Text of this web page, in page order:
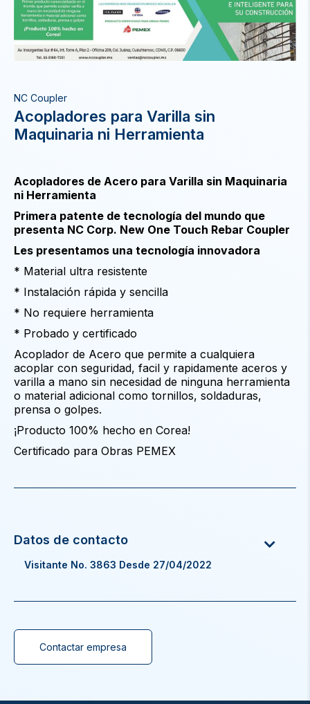
NC Coupler
Acopladores para Varilla sin
Maquinaria ni Herramienta
Acopladores de Acero para Varilla sin Maquinaria
ni Herramienta
Primera patente de tecnología del mundo que
presenta NC Corp. New One Touch Rebar Coupler
Les presentamos una tecnología innovadora
* Material ultra resistente
* Instalación rápida y sencilla
* No requiere herramienta
* Probado y certificado
Acoplador de Acero que permite a cualquiera
acoplar con seguridad, facil y rapidamente aceros y
varilla a mano sin necesidad de ninguna herramienta
o material adicional como tornillos, soldaduras,
prensa o golpes.
¡Producto 100% hecho en Corea!
Certificado para Obras PEMEX
Visitante No. 3863 Desde 27/04/2022
Contactar empresa